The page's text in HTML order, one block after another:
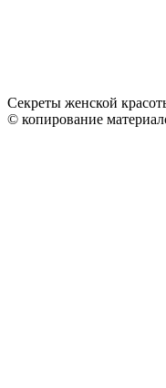
Секреты женской
© копирование